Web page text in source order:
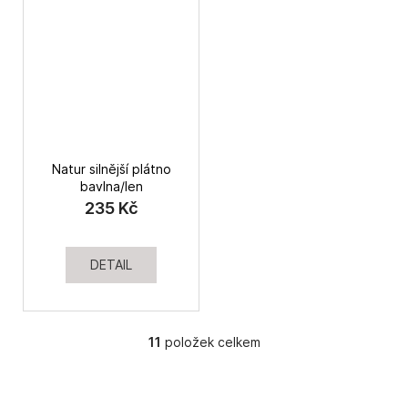
Natur silnější plátno
bavlna/len
235 Kč
DETAIL
O
11 položek celkem